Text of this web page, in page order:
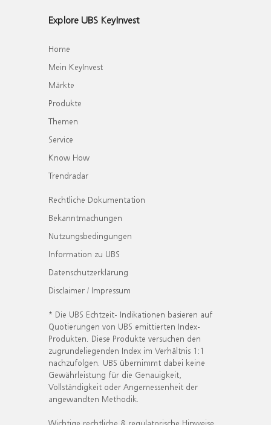
Explore UBS KeyInvest
Home
Mein KeyInvest
Märkte
Produkte
Themen
Service
Know How
Trendradar
Rechtliche Dokumentation
Bekanntmachungen
Nutzungsbedingungen
Information zu UBS
Datenschutzerklärung
Disclaimer / Impressum
* Die UBS Echtzeit- Indikationen basieren auf
Quotierungen von UBS emittierten Index-
Produkten. Diese Produkte versuchen den
zugrundeliegenden Index im Verhältnis 1:1
nachzufolgen. UBS übernimmt dabei keine
Gewährleistung für die Genauigkeit,
Vollständigkeit oder Angemessenheit der
angewandten Methodik.